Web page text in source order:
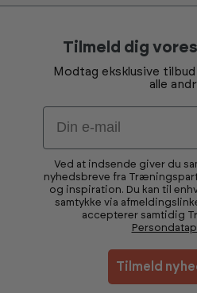
Tilmeld dig
Modtag eksklusive
alle
Email
Ved at indsende giver du
nyhedsbreve fra
og inspiration. Du kan til
samtykke via
accepterer samtidig
Tilmeld